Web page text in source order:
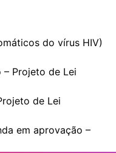
do vírus HIV)
Projeto de Lei
de Lei
em aprovação –